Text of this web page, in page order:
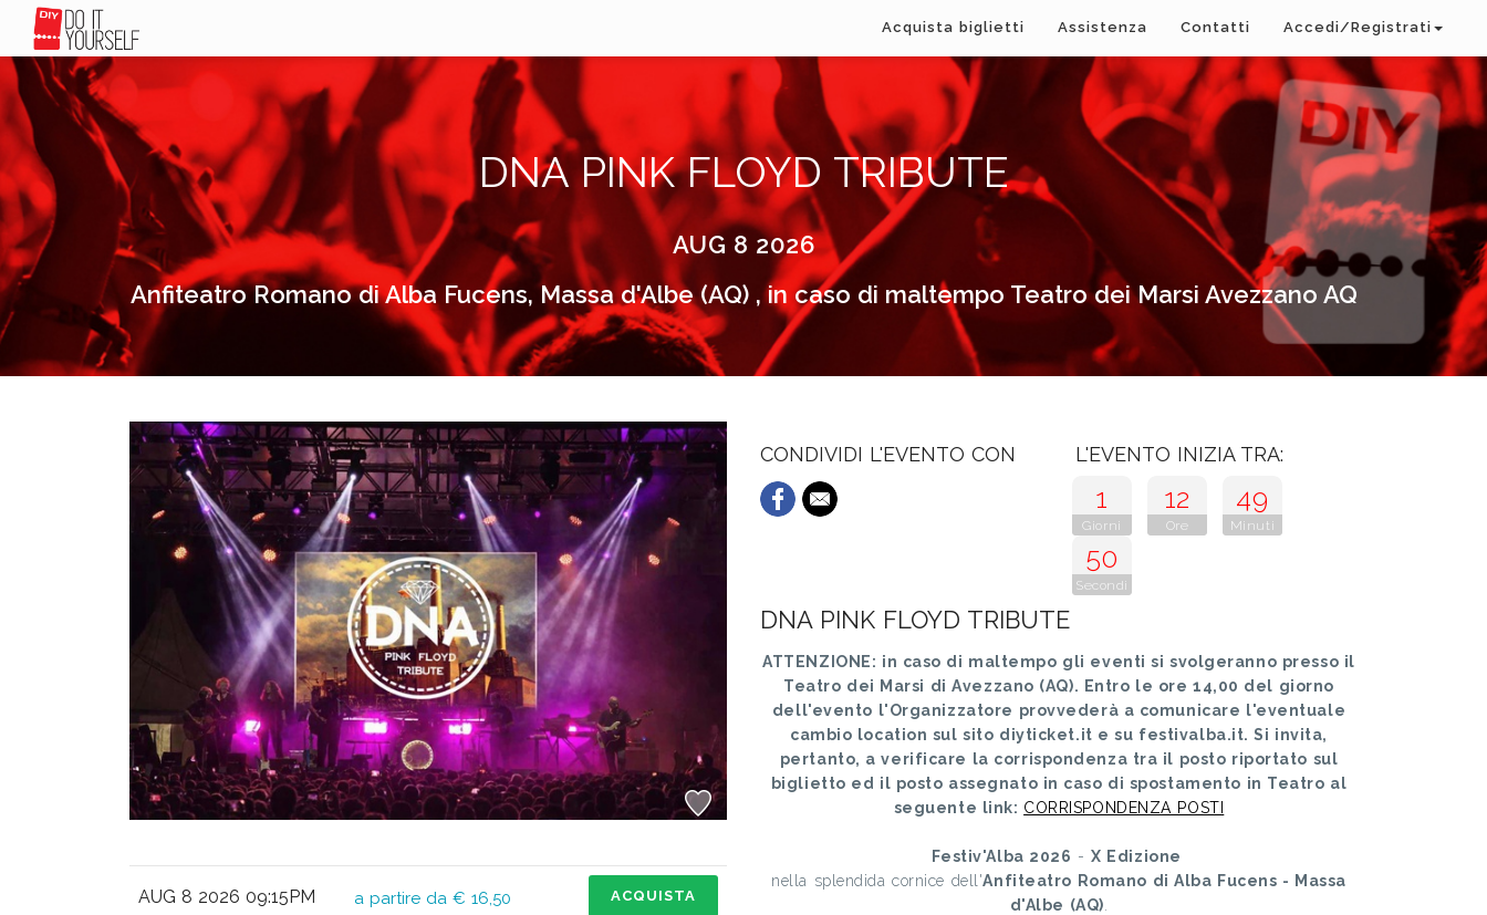
Acquista biglietti Assistenza Contatti Accedi/Registrati
DNA PINK FLOYD TRIBUTE
AUG 8 2026
Anfiteatro Romano di Alba Fucens, Massa d'Albe (AQ) , in caso di maltempo Teatro dei Marsi Avezzano AQ
AUG 8 2026 09:15PM a partire da € 16,50 ACQUISTA
CONDIVIDI L'EVENTO CON L'EVENTO INIZIA TRA:
1
Giorni
12
Ore
49
Minuti
48
Secondi
DNA PINK FLOYD TRIBUTE
ATTENZIONE: in caso di maltempo gli eventi si svolgeranno presso il
Teatro dei Marsi di Avezzano (AQ). Entro le ore 14,00 del giorno
dell'evento l'Organizzatore provvederà a comunicare l'eventuale
cambio location sul sito diyticket.it e su festivalba.it. Si invita,
pertanto, a verificare la corrispondenza tra il posto riportato sul
biglietto ed il posto assegnato in caso di spostamento in Teatro al
seguente link: CORRISPONDENZA POSTI
Festiv'Alba 2026 -X Edizione
nella splendida cornice dell'Anfiteatro Romano di Alba Fucens - Massa
d'Albe (AQ)